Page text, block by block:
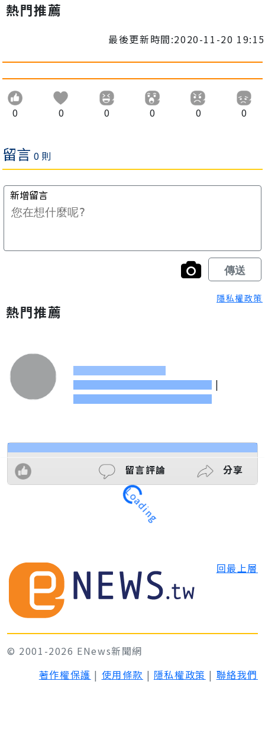
熱門推薦
最後更新時間:2020-11-20 19:15
0 0 0 0 0 0
隱私權政策
熱門推薦
|
留言評論 分享
Loading
回最上層
© 2001-2026 ENews新聞網
著作權保護 | 使用條款 | 隱私權政策 | 聯絡我們